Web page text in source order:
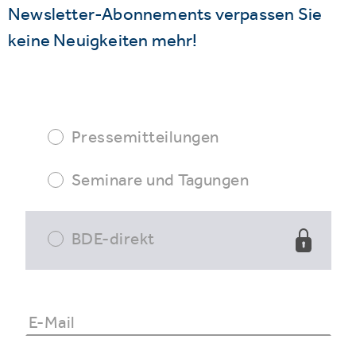
Newsletter-Abonnements verpassen Sie
keine Neuigkeiten mehr!
Pressemitteilungen
Seminare und Tagungen
BDE-direkt